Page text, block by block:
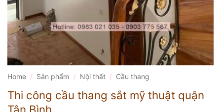
Home / Sản phẩm / Nội thất / Cầu thang
Thi công cầu thang sắt mỹ thuật quận
Tân Bình